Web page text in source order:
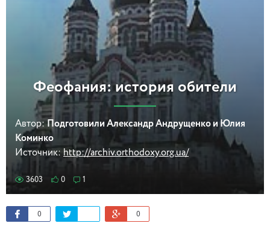
Феофания: история обители
Автор: Подготовили Александр Андрущенко и Юлия
Коминко
Источник: http://archiv.orthodoxy.org.ua/
3603 0 1
0 0